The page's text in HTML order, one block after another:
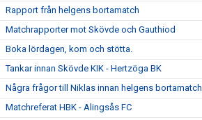
Rapport från helgens bortamatch
Matchrapporter mot Skövde och Gauthiod
Boka lördagen, kom och stötta.
Tankar innan Skövde KIK - Hertzöga BK
Några frågor till Niklas innan helgens bortamatch
Matchreferat HBK - Alingsås FC